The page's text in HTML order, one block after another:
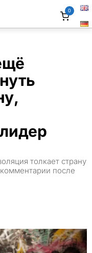
0
толкает страну
после